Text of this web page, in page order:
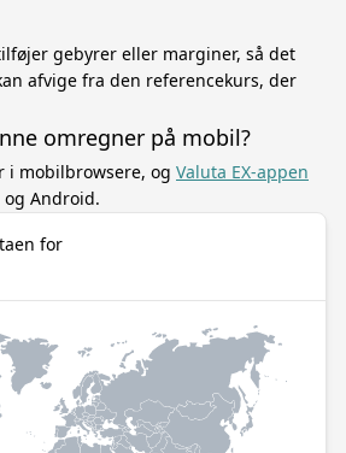
gebyrer eller marginer, så det
afvige fra den referencekurs, der
omregner på mobil?
i mobilbrowsere, og Valuta EX-appen
Android.
for